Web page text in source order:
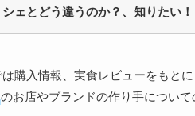
シェとどう違うのか？、知りたい！
購入情報、実食レビューをもと
のお店やブランドの作り手につい